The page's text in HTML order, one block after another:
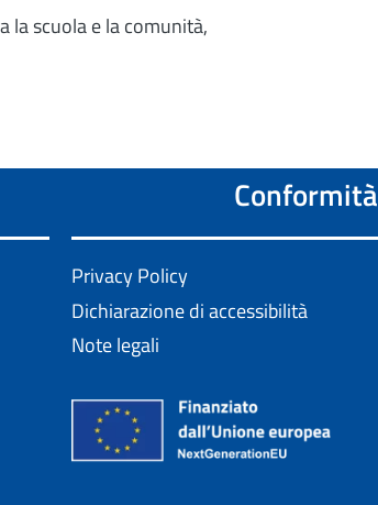
la scuola e la comunità,
Conformità
Privacy Policy
Dichiarazione di accessibilità
Note legali